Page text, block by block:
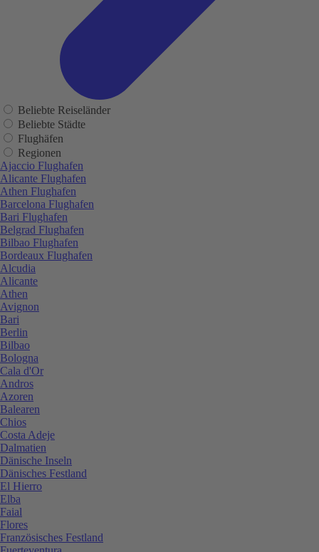
Beliebte Reiseländer
Beliebte Städte
Flughäfen
Regionen
Ajaccio Flughafen
Alicante Flughafen
Athen Flughafen
Barcelona Flughafen
Bari Flughafen
Belgrad Flughafen
Bilbao Flughafen
Bordeaux Flughafen
Alcudia
Alicante
Athen
Avignon
Bari
Berlin
Bilbao
Bologna
Cala d'Or
Andros
Azoren
Balearen
Chios
Costa Adeje
Dalmatien
Dänische Inseln
Dänisches Festland
El Hierro
Elba
Faial
Flores
Französisches Festland